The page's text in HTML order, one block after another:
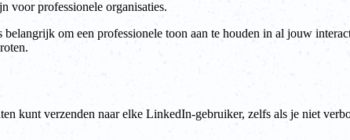
voor professionele organisaties.
om een professionele toon aan te houden in al jouw
kunt verzenden naar elke LinkedIn-gebruiker, zelfs als je niet